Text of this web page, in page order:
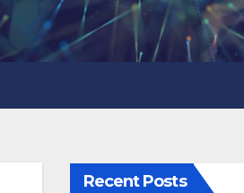
Recent Posts